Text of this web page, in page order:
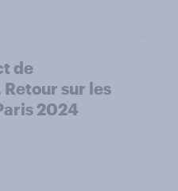
de
sur les
2024